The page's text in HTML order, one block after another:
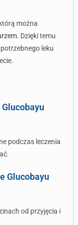
można
. Dzięki temu
leku
podczas leczenia
Glucobayu
od przyjęcia i